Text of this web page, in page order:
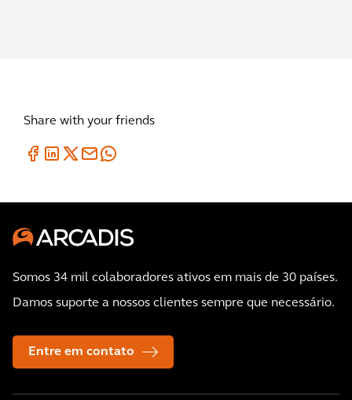
Share with your friends
Somos 34 mil colaboradores ativos em mais de 30 países.
Damos suporte a nossos clientes sempre que necessário.
Entre em contato